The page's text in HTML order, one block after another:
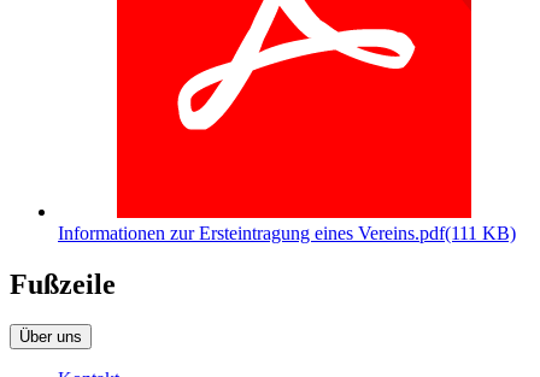
Informationen zur Ersteintragung eines Vereins.pdf(111 KB)
Fußzeile
Über uns